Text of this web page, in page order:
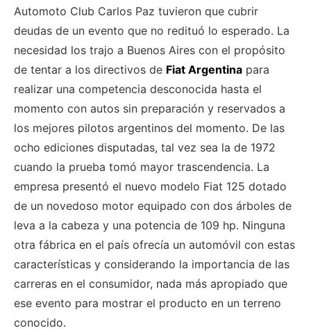
Automoto Club Carlos Paz tuvieron que cubrir
deudas de un evento que no redituó lo esperado. La
necesidad los trajo a Buenos Aires con el propósito
de tentar a los directivos de Fiat Argentina para
realizar una competencia desconocida hasta el
momento con autos sin preparación y reservados a
los mejores pilotos argentinos del momento. De las
ocho ediciones disputadas, tal vez sea la de 1972
cuando la prueba tomó mayor trascendencia. La
empresa presentó el nuevo modelo Fiat 125 dotado
de un novedoso motor equipado con dos árboles de
leva a la cabeza y una potencia de 109 hp. Ninguna
otra fábrica en el país ofrecía un automóvil con estas
características y considerando la importancia de las
carreras en el consumidor, nada más apropiado que
ese evento para mostrar el producto en un terreno
conocido.